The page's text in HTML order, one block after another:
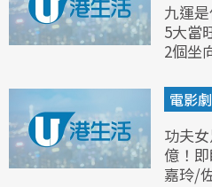
九運
5大當
2個坐
電影
功夫
億！
嘉玲/